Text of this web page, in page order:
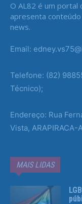
O AL82 é um portal
apresenta
news.
Email:
Telefone: (82)
Técnico);
Endereço: Rua
Vista, ARAPIRACA-
MAIS LIDAS